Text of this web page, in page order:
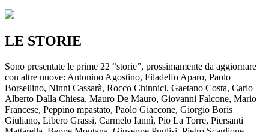
LE STORIE
Sono presentate le prime 22 “storie”, prossimamente da aggiornare
con altre nuove: Antonino Agostino, Filadelfo Aparo, Paolo
Borsellino, Ninni Cassarà, Rocco Chinnici, Gaetano Costa, Carlo
Alberto Dalla Chiesa, Mauro De Mauro, Giovanni Falcone, Mario
Francese, Peppino mpastato, Paolo Giaccone, Giorgio Boris
Giuliano, Libero Grassi, Carmelo Iannì, Pio La Torre, Piersanti